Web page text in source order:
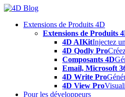
Skip
contentExtensions de Produits 4D
Extensions de Produits
4D AIKitInjectez
4D Qodly Pro
Composants 4D
Email, Microsoft
4D Write Pro
4D View Pro
Pour les développeurs